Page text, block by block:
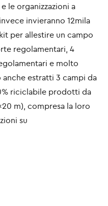
le organizzazioni a
invieranno 12mila
per allestire un campo
regolamentari, 4
e molto
estratti 3 campi da
riciclabile prodotti da
m), compresa la loro
su